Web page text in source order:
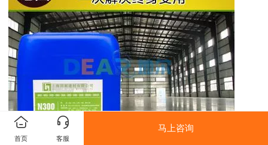
首页 客服
马上咨询